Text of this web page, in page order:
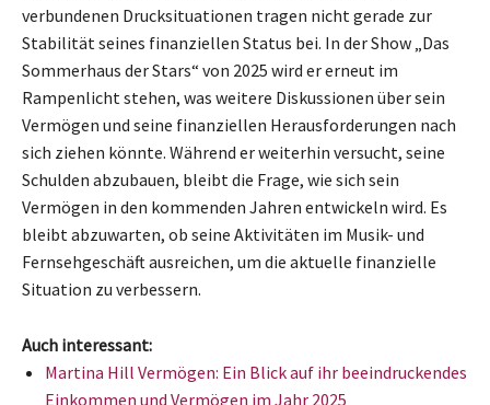
verbundenen Drucksituationen tragen nicht gerade zur
Stabilität seines finanziellen Status bei. In der Show „Das
Sommerhaus der Stars“ von 2025 wird er erneut im
Rampenlicht stehen, was weitere Diskussionen über sein
Vermögen und seine finanziellen Herausforderungen nach
sich ziehen könnte. Während er weiterhin versucht, seine
Schulden abzubauen, bleibt die Frage, wie sich sein
Vermögen in den kommenden Jahren entwickeln wird. Es
bleibt abzuwarten, ob seine Aktivitäten im Musik- und
Fernsehgeschäft ausreichen, um die aktuelle finanzielle
Situation zu verbessern.
Auch interessant:
Martina Hill Vermögen: Ein Blick auf ihr beeindruckendes
Einkommen und Vermögen im Jahr 2025